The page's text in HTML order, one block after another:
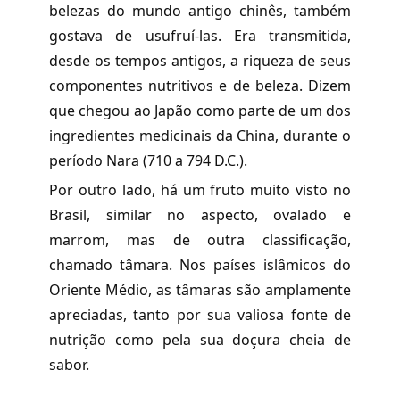
belezas do mundo antigo chinês, também
gostava de usufruí-las. Era transmitida,
desde os tempos antigos, a riqueza de seus
componentes nutritivos e de beleza. Dizem
que chegou ao Japão como parte de um dos
ingredientes medicinais da China, durante o
período Nara (710 a 794 D.C.).
Por outro lado, há um fruto muito visto no
Brasil, similar no aspecto, ovalado e
marrom, mas de outra classificação,
chamado tâmara. Nos países islâmicos do
Oriente Médio, as tâmaras são amplamente
apreciadas, tanto por sua valiosa fonte de
nutrição como pela sua doçura cheia de
sabor.